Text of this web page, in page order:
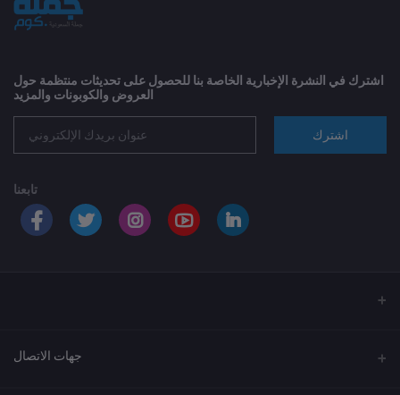
اشترك في النشرة الإخبارية الخاصة بنا للحصول على تحديثات منتظمة حول
العروض والكوبونات والمزيد
اشترك
تابعنا
جهات الاتصال